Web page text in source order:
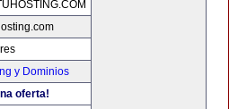
y Dominios
oferta!